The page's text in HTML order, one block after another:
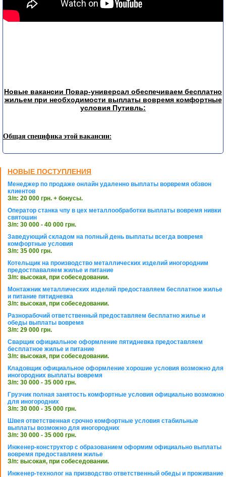
Новые вакансии Повар-универсал обеспечиваем бесплатно
жильем при необходимости выплаты вовремя комфортные
условия Путивль:
Общая специфика этой вакансии:
НОВЫЕ ПОСТУПЛЕНИЯ
Менеджер по продаже онлайн удаленно выплаты ворвремя обзвон
клиентов
З/п: 20 000 грн. + бонусы.
Оператор станка чпу в цех металлообработки выплаты вовремя нивки
святошин
З/п: 30 000 - 40 000 грн.
Заведующий складом на полный день выплаты всегда вовремя
комфортные условия
З/п: 35 000 грн.
Котельщик на производство металлических изделий иногородним
предостпаваляем жилье и питание
З/п: высокая, при собеседовании.
Монтажник металлических изделий предоставляем бесплатное жилье
и питание пятидневка
З/п: высокая, при собеседовании.
Разнорабочий ответственный предоставляем бесплатно жилье и
обеды выплаты вовремя
З/п: 29 000 грн.
Сварщик официальное оформление пятидневка предоставляем
бесплатное жилье и питание
З/п: высокая, при собеседовании.
Кладовщик официальное оформление хорошие условия возможно для
иногородних выплаты вовремя
З/п: 30 000 - 35 000 грн.
Грузчик полная занятость комфортные условия официально возможно
для иногородних
З/п: 30 000 - 35 000 грн.
Швея ответственная срочно комфортные условия стабильные
выплаты возможно для иногородних
З/п: 30 000 - 35 000 грн.
Инженер-конструктор с образованием оформим официально выплаты
вовремя предоставляем жилье
З/п: высокая, при собеседовании.
Инженер-технолог на призводство ответственный обеды и проживание